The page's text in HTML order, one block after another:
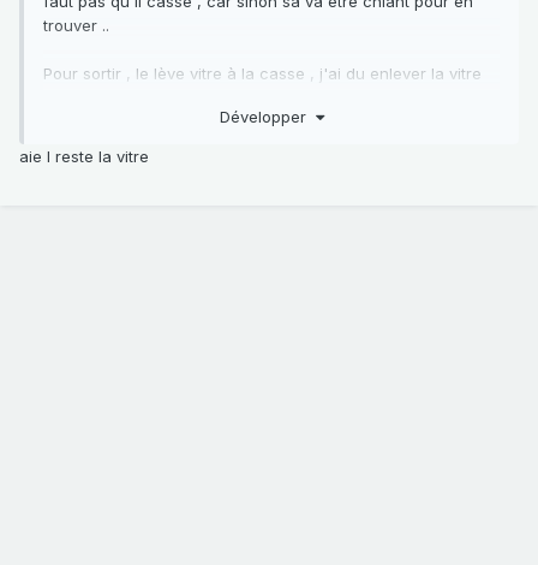
trouver ..
Pour sortir , le lève vitre à la casse , j'ai du enlever la vitre
Développer
aie l reste la vitre